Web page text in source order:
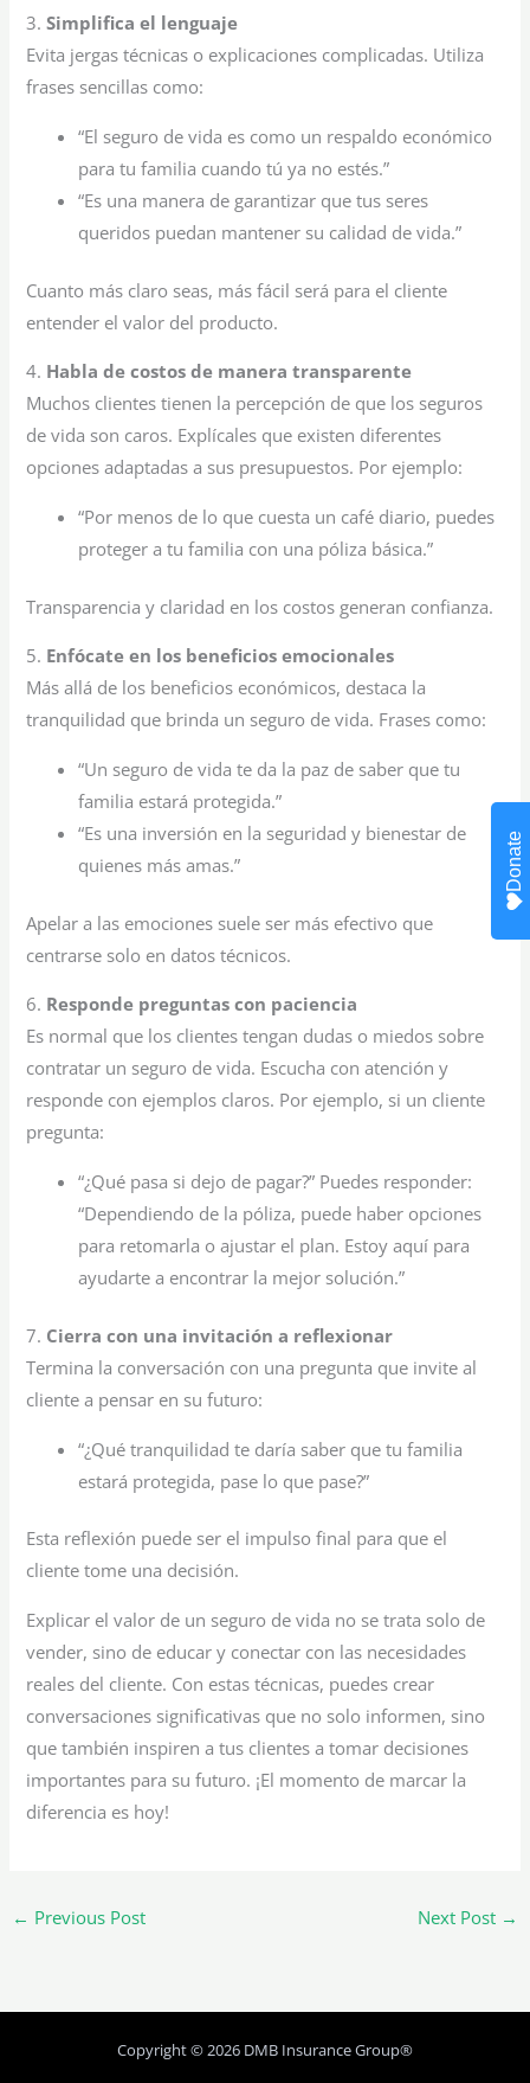
3.Simplifica el lenguaje
Evita jergas técnicas o explicaciones complicadas. Utiliza
frases sencillas como:
“El seguro de vida es como un respaldo económico
para tu familia cuando tú ya no estés.”
“Es una manera de garantizar que tus seres
queridos puedan mantener su calidad de vida.”
Cuanto más claro seas, más fácil será para el cliente
entender el valor del producto.
4. Habla de costos de manera transparente
Muchos clientes tienen la percepción de que los seguros
de vida son caros. Explícales que existen diferentes
opciones adaptadas a sus presupuestos. Por ejemplo:
“Por menos de lo que cuesta un café diario, puedes
proteger a tu familia con una póliza básica.”
Transparencia y claridad en los costos generan confianza.
5. Enfócate en los beneficios emocionales
Más allá de los beneficios económicos, destaca la
tranquilidad que brinda un seguro de vida. Frases como:
“Un seguro de vida te da la paz de saber que tu
familia estará protegida.”
“Es una inversión en la seguridad y bienestar de
quienes más amas.”
Apelar a las emociones suele ser más efectivo que
centrarse solo en datos técnicos.
6. Responde preguntas con paciencia
Es normal que los clientes tengan dudas o miedos sobre
contratar un seguro de vida. Escucha con atención y
responde con ejemplos claros. Por ejemplo, si un cliente
pregunta:
“¿Qué pasa si dejo de pagar?” Puedes responder:
“Dependiendo de la póliza, puede haber opciones
para retomarla o ajustar el plan. Estoy aquí para
ayudarte a encontrar la mejor solución.”
7. Cierra con una invitación a reflexionar
Termina la conversación con una pregunta que invite al
cliente a pensar en su futuro:
“¿Qué tranquilidad te daría saber que tu familia
estará protegida, pase lo que pase?”
Esta reflexión puede ser el impulso final para que el
cliente tome una decisión.
Explicar el valor de un seguro de vida no se trata solo de
vender, sino de educar y conectar con las necesidades
reales del cliente. Con estas técnicas, puedes crear
conversaciones significativas que no solo informen, sino
que también inspiren a tus clientes a tomar decisiones
importantes para su futuro. ¡El momento de marcar la
diferencia es hoy!
← Previous Post Next Post →
Copyright © 2026 DMB Insurance Group®
Donate